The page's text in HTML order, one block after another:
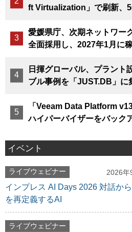
ft Virtualization」で刷新、
愛媛県庁、次期ネットワー
全面採用し、2027年1月に
日揮グローバル、プラント
ブル事例を「JUST.DB」に
「Veeam Data Platform
ハイパーバイザーをバック
イベント
ライブウェビナー 2026年
インプレス AI Days 2026 対話か
を再定義するAI
ライブウェビナー